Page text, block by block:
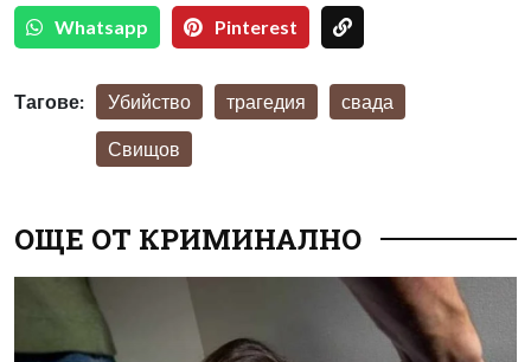
Whatsapp Pinterest
Тагове: Убийство трагедия свада
Свищов
ОЩЕ ОТ КРИМИНАЛНО